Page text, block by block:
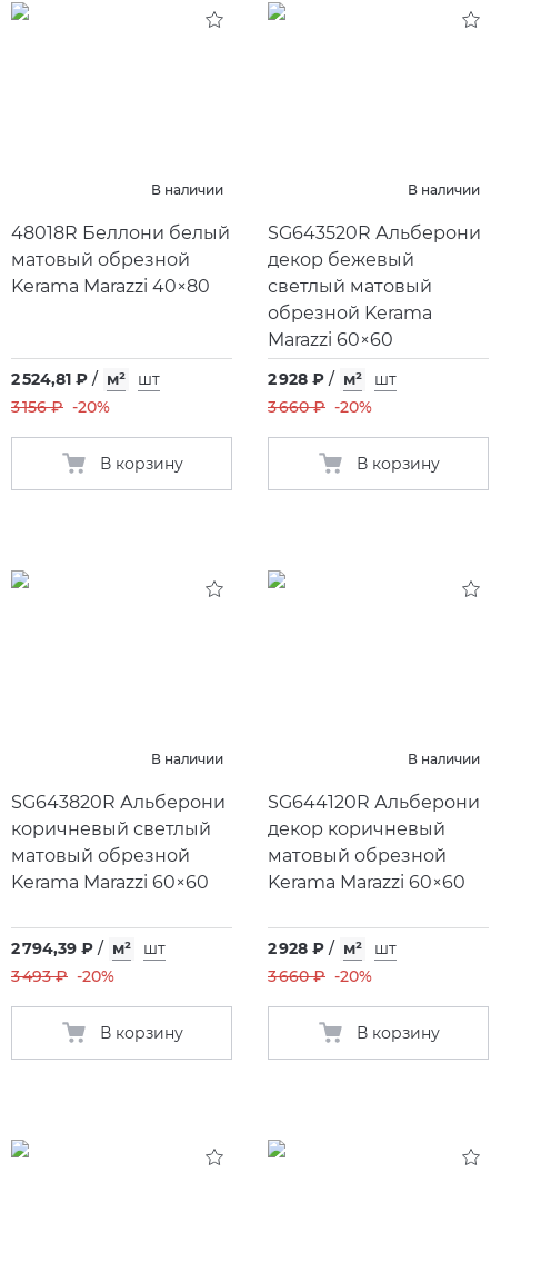
В наличии
48018R Беллони белый
матовый обрезной
Kerama Marazzi 40×80
2 524,81 ₽ / м²
шт
3 156 ₽ -20%
В корзину
В наличии
SG643520R Альберони
декор бежевый
светлый матовый
обрезной Kerama
Marazzi 60×60
2 928 ₽ / м²
шт
3 660 ₽ -20%
В корзину
В наличии
SG643820R Альберони
коричневый светлый
матовый обрезной
Kerama Marazzi 60×60
2 794,39 ₽ / м²
шт
3 493 ₽ -20%
В корзину
В наличии
SG644120R Альберони
декор коричневый
матовый обрезной
Kerama Marazzi 60×60
2 928 ₽ / м²
шт
3 660 ₽ -20%
В корзину